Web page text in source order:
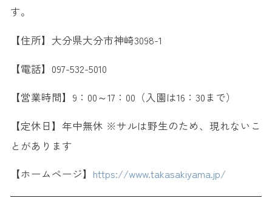
す。
【住所】大分県大分市神崎3098-1
【電話】097-532-5010
【営業時間】9：00～17：00（入園は16：30まで）
【定休日】年中無休 ※サルは野生のため、現れないこ
とがあります
【ホームページ】 https://www.takasakiyama.jp/